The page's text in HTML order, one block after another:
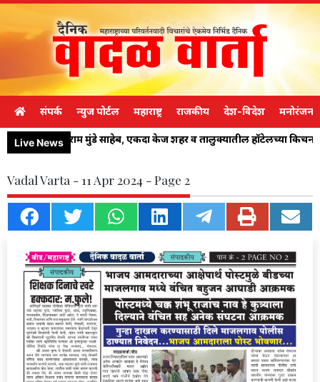
संपर्क न्युज पोर्टल महाराष्ट्र राजकीय देश-विदेश मनोरंजन
Live Newsतुकाराम मुंडे साहेब, एकदा केज शहर व तालुक्यातील हॉटेलच्या
Vadal Varta - 11 Apr 2024 - Page 2